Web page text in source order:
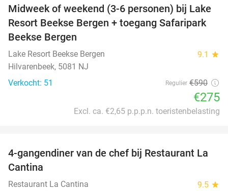
53%
Midweek of weekend (3-6 personen) bij Lake
Resort Beekse Bergen + toegang Safaripark
Beekse Bergen
Lake Resort Beekse Bergen 9.1 star
Hilvarenbeek, 5081 NJ
Verkocht: 51
Regulier €590
€275
Excl. ca. €2,65 p.p.p.n. toeristenbelasting
32%
4-gangendiner van de chef bij Restaurant La
Cantina
Restaurant La Cantina 9.5 star